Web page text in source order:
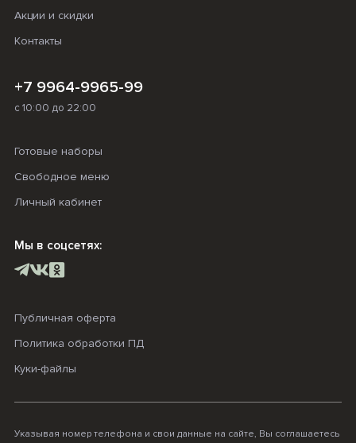
Акции и скидки
Контакты
+7 9964-9965-99
с 10:00 до 22:00
Готовые наборы
Свободное меню
Личный кабинет
Мы в соцсетях:
Публичная оферта
Политика обработки ПД
Куки-файлы
Указывая номер телефона и свои данные на сайте, Вы соглашаетесь